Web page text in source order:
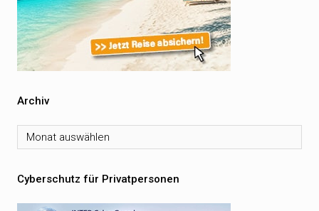
Archiv
Archiv
Cyberschutz für Privatpersonen